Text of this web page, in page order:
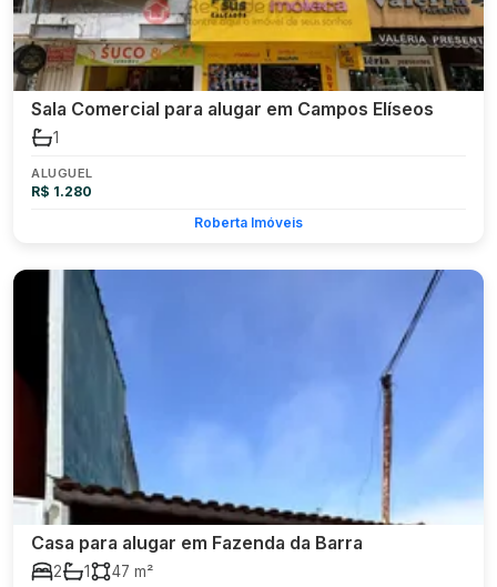
Sala Comercial para alugar em Campos Elíseos
1
ALUGUEL
R$ 1.280
Roberta Imóveis
Casa para alugar em Fazenda da Barra
2 1 47 m²